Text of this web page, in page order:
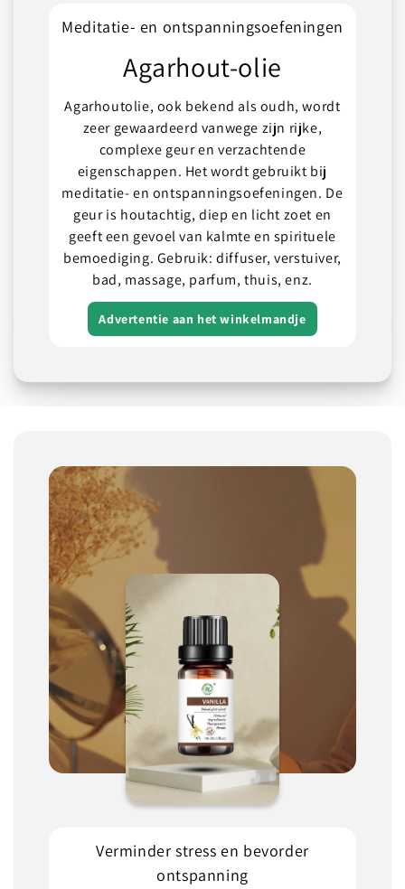
Meditatie- en ontspanningsoefeningen
Agarhout-olie
Agarhoutolie, ook bekend als oudh, wordt
zeer gewaardeerd vanwege zijn rijke,
complexe geur en verzachtende
eigenschappen. Het wordt gebruikt bij
meditatie- en ontspanningsoefeningen. De
geur is houtachtig, diep en licht zoet en
geeft een gevoel van kalmte en spirituele
bemoediging. Gebruik: diffuser, verstuiver,
bad, massage, parfum, thuis, enz.
Advertentie aan het winkelmandje
Verminder stress en bevorder
ontspanning